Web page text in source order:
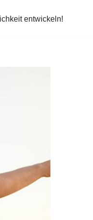
entwickeln!